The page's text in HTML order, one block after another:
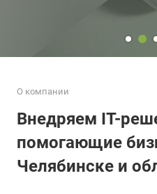
О компании
Внедряем IT-
помогающие
Челябинске и